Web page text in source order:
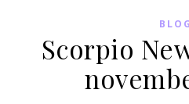
BLOG
Scorpio